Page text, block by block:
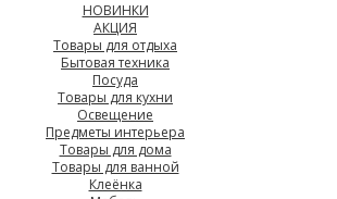
НОВИНКИ
АКЦИЯ
Товары для отдыха
Бытовая техника
Посуда
Товары для кухни
Освещение
Предметы интерьера
Товары для дома
Товары для ванной
Клеёнка